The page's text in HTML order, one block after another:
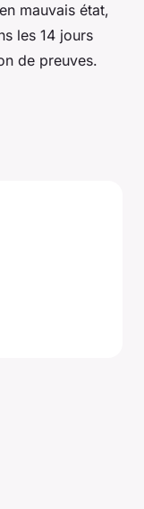
mauvais état,
les 14 jours
de preuves.